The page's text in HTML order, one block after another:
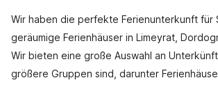
Wir haben die perfekte Ferienunterkunft für
geräumige Ferienhäuser in Limeyrat,
Wir bieten eine große Auswahl an
größere Gruppen sind, darunter